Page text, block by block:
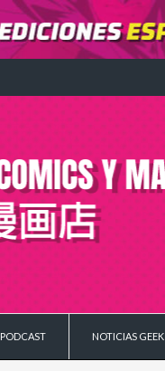
PODCAST NOTICIAS GEEK